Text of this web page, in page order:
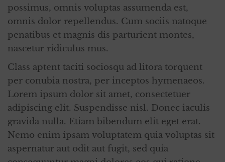
possimus, omnis voluptas assumenda est,
omnis dolor repellendus. Cum sociis natoque
penatibus et magnis dis parturient montes,
nascetur ridiculus mus.
Class aptent taciti sociosqu ad litora torquent
per conubia nostra, per inceptos hymenaeos.
Lorem ipsum dolor sit amet, consectetuer
adipiscing elit. Suspendisse nisl. Donec iaculis
gravida nulla. Etiam bibendum elit eget erat.
Nemo enim ipsam voluptatem quia voluptas sit
aspernatur aut odit aut fugit, sed quia